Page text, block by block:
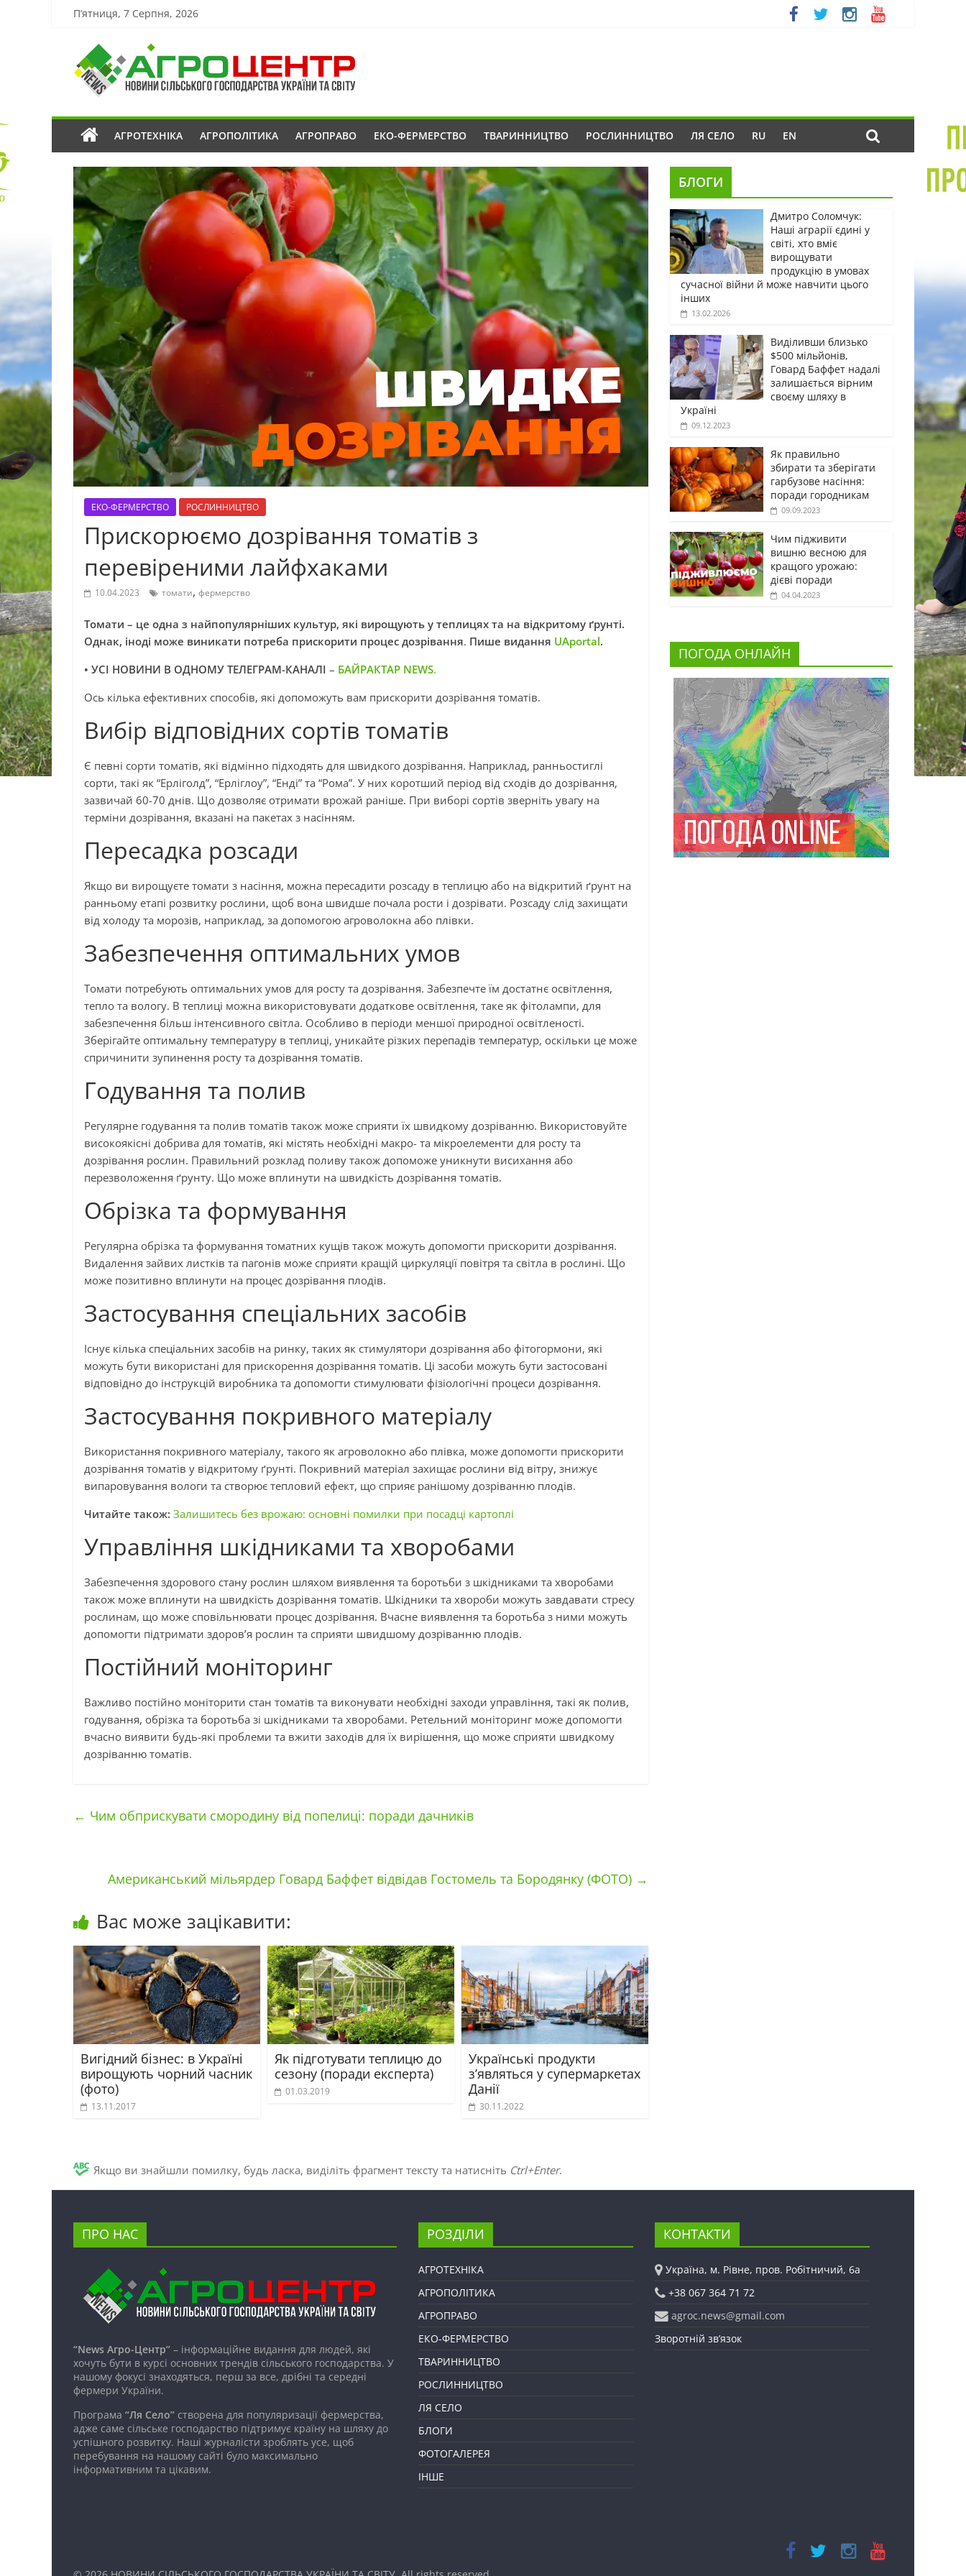
П’ятниця, 7 Серпня, 2026
АГРОТЕХНІКА АГРОПОЛІТИКА АГРОПРАВО ЕКО-ФЕРМЕРСТВО ТВАРИННИЦТВО РОСЛИННИЦТВО ЛЯ СЕЛО RU EN
ЕКО-ФЕРМЕРСТВО РОСЛИННИЦТВО
Прискорюємо дозрівання томатів з
перевіреними лайфхаками
10.04.2023 томати, фермерство
Томати – це одна з найпопулярніших культур, які вирощують у теплицях та на відкритому ґрунті.
Однак, іноді може виникати потреба прискорити процес дозрівання. Пише видання UAportal.
• УСІ НОВИНИ В ОДНОМУ ТЕЛЕГРАМ-КАНАЛІ – БАЙРАКТАР NEWS.
Ось кілька ефективних способів, які допоможуть вам прискорити дозрівання томатів.
Вибір відповідних сортів томатів
Є певні сорти томатів, які відмінно підходять для швидкого дозрівання. Наприклад, ранньостиглі
сорти, такі як “Ерліголд”, “Ерліглоу”, “Енді” та “Рома”. У них коротший період від сходів до дозрівання,
зазвичай 60-70 днів. Що дозволяє отримати врожай раніше. При виборі сортів зверніть увагу на
терміни дозрівання, вказані на пакетах з насінням.
Пересадка розсади
Якщо ви вирощуєте томати з насіння, можна пересадити розсаду в теплицю або на відкритий ґрунт на
ранньому етапі розвитку рослини, щоб вона швидше почала рости і дозрівати. Розсаду слід захищати
від холоду та морозів, наприклад, за допомогою агроволокна або плівки.
Забезпечення оптимальних умов
Томати потребують оптимальних умов для росту та дозрівання. Забезпечте їм достатнє освітлення,
тепло та вологу. В теплиці можна використовувати додаткове освітлення, таке як фітолампи, для
забезпечення більш інтенсивного світла. Особливо в періоди меншої природної освітленості.
Зберігайте оптимальну температуру в теплиці, уникайте різких перепадів температур, оскільки це може
спричинити зупинення росту та дозрівання томатів.
Годування та полив
Регулярне годування та полив томатів також може сприяти їх швидкому дозріванню. Використовуйте
високоякісні добрива для томатів, які містять необхідні макро- та мікроелементи для росту та
дозрівання рослин. Правильний розклад поливу також допоможе уникнути висихання або
перезволоження ґрунту. Що може вплинути на швидкість дозрівання томатів.
Обрізка та формування
Регулярна обрізка та формування томатних кущів також можуть допомогти прискорити дозрівання.
Видалення зайвих листків та пагонів може сприяти кращій циркуляції повітря та світла в рослині. Що
може позитивно вплинути на процес дозрівання плодів.
Застосування спеціальних засобів
Існує кілька спеціальних засобів на ринку, таких як стимулятори дозрівання або фітогормони, які
можуть бути використані для прискорення дозрівання томатів. Ці засоби можуть бути застосовані
відповідно до інструкцій виробника та допомогти стимулювати фізіологічні процеси дозрівання.
Застосування покривного матеріалу
Використання покривного матеріалу, такого як агроволокно або плівка, може допомогти прискорити
дозрівання томатів у відкритому ґрунті. Покривний матеріал захищає рослини від вітру, знижує
випаровування вологи та створює тепловий ефект, що сприяє ранішому дозріванню плодів.
Читайте також: Залишитесь без врожаю: основні помилки при посадці картоплі
Управління шкідниками та хворобами
Забезпечення здорового стану рослин шляхом виявлення та боротьби з шкідниками та хворобами
також може вплинути на швидкість дозрівання томатів. Шкідники та хвороби можуть завдавати стресу
рослинам, що може сповільнювати процес дозрівання. Вчасне виявлення та боротьба з ними можуть
допомогти підтримати здоров’я рослин та сприяти швидшому дозріванню плодів.
Постійний моніторинг
Важливо постійно моніторити стан томатів та виконувати необхідні заходи управління, такі як полив,
годування, обрізка та боротьба зі шкідниками та хворобами. Ретельний моніторинг може допомогти
вчасно виявити будь-які проблеми та вжити заходів для їх вирішення, що може сприяти швидкому
дозріванню томатів.
← Чим обприскувати смородину від попелиці: поради дачників
Американський мільярдер Говард Баффет відвідав Гостомель та Бородянку (ФОТО) →
Вас може зацікавити:
Вигідний бізнес: в Україні
вирощують чорний часник
(фото)
13.11.2017
Як підготувати теплицю до
сезону (поради експерта)
01.03.2019
Українські продукти
з’являться у супермаркетах
Данії
30.11.2022
БЛОГИ
Дмитро Соломчук:
Наші аграрії єдині у
світі, хто вміє
вирощувати
продукцію в умовах
сучасної війни й може навчити цього
інших
13.02.2026
Виділивши близько
$500 мільйонів,
Говард Баффет надалі
залишається вірним
своєму шляху в
Україні
09.12.2023
Як правильно
збирати та зберігати
гарбузове насіння:
поради городникам
09.09.2023
Чим підживити
вишню весною для
кращого урожаю:
дієві поради
04.04.2023
ПОГОДА ОНЛАЙН
Якщо ви знайшли помилку, будь ласка, виділіть фрагмент тексту та натисніть Ctrl+Enter.
ПРО НАС
“News Агро-Центр” – інформаційне видання для людей, які
хочуть бути в курсі основних трендів сільського господарства. У
нашому фокусі знаходяться, перш за все, дрібні та середні
фермери України.
Програма “Ля Село” створена для популяризації фермерства,
адже саме сільське господарство підтримує країну на шляху до
успішного розвитку. Наші журналісти зроблять усе, щоб
перебування на нашому сайті було максимально
інформативним та цікавим.
РОЗДІЛИ
АГРОТЕХНІКА
АГРОПОЛІТИКА
АГРОПРАВО
ЕКО-ФЕРМЕРСТВО
ТВАРИННИЦТВО
РОСЛИННИЦТВО
ЛЯ СЕЛО
БЛОГИ
ФОТОГАЛЕРЕЯ
ІНШЕ
КОНТАКТИ
Україна, м. Рівне, пров. Робітничий, 6а
+38 067 364 71 72
agroc.news@gmail.com
Зворотній зв’язок